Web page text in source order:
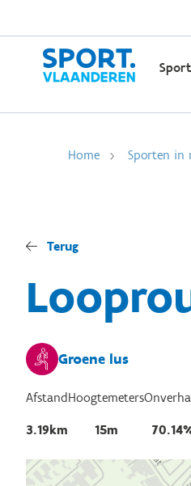
Home Sporten in
Terug
Groene lus
Afstand
3.19km
Hoogtemeters
15m